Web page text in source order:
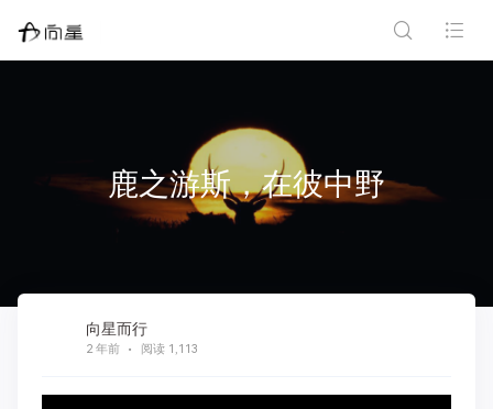
鹿之游斯，在彼中野
向星而行
2 年前 阅读 1,113